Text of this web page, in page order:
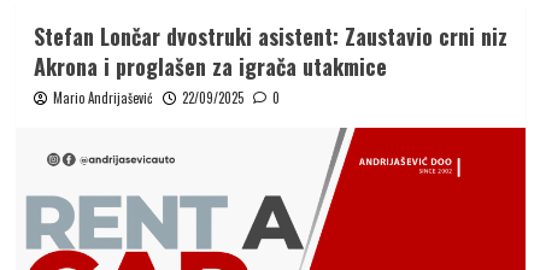
Stefan Lončar dvostruki asistent: Zaustavio crni niz
Akrona i proglašen za igrača utakmice
Mario Andrijašević 22/09/2025 0